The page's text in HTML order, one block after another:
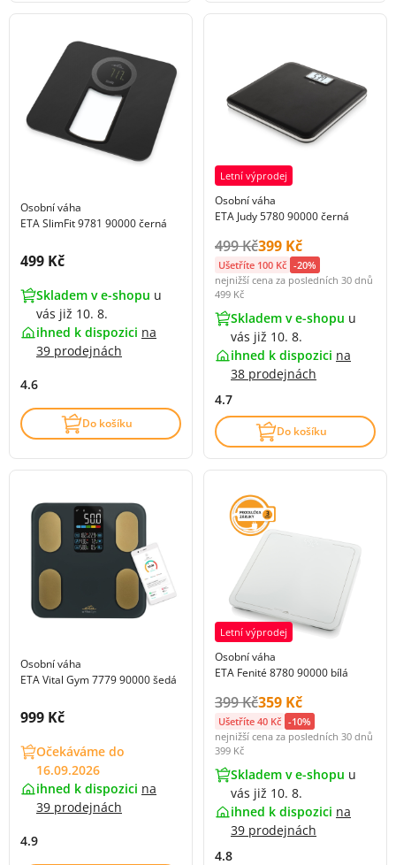
Osobní váha
ETA SlimFit 9781 90000 černá
Cena s DPH:
499 Kč
Skladem v e-shopu u
vás již 10. 8.
ihned k dispozici na
39 prodejnách
4.6
Do košíku
Letní výprodej
Osobní váha
ETA Judy 5780 90000 černá
Původní cena s DPH:
499 KčCena s DPH:
399 Kč
Ušetříte 100 Kč -20%
nejnižší cena za posledních 30 dnů
499 Kč
Skladem v e-shopu u
vás již 10. 8.
ihned k dispozici na
38 prodejnách
4.7
Do košíku
Osobní váha
ETA Vital Gym 7779 90000 šedá
Cena s DPH:
999 Kč
Očekáváme do
16.09.2026
ihned k dispozici na
39 prodejnách
4.9
Letní výprodej
Osobní váha
ETA Fenité 8780 90000 bílá
Původní cena s DPH:
399 KčCena s DPH:
359 Kč
Ušetříte 40 Kč -10%
nejnižší cena za posledních 30 dnů
399 Kč
Skladem v e-shopu u
vás již 10. 8.
ihned k dispozici na
39 prodejnách
4.8